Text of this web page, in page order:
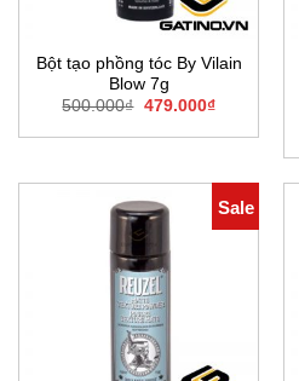
Bột tạo phồng tóc By Vilain
Blow 7g
500.000₫ Giá
là:
479.000₫Giá
tại
Sale